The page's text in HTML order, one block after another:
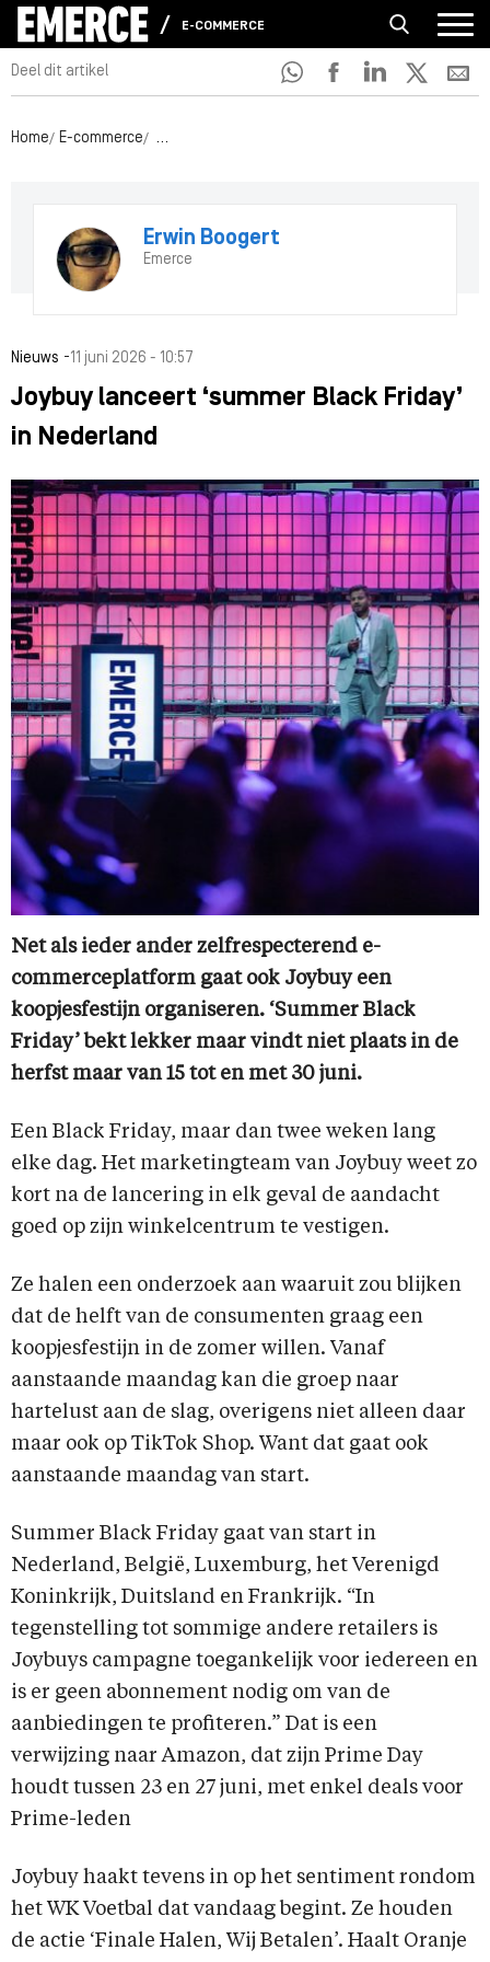
E-COMMERCE
Deel dit artikel
Home E-commerce Joybuy lanceert ‘summer Black Friday’ in
Erwin Boogert
Emerce
Nieuws -11 juni 2026 - 10:57
Joybuy lanceert ‘summer Black Friday’
in Nederland
Net als ieder ander zelfrespecterend e-
commerceplatform gaat ook Joybuy een
koopjesfestijn organiseren. ‘Summer Black
Friday’ bekt lekker maar vindt niet plaats in de
herfst maar van 15 tot en met 30 juni.
Een Black Friday, maar dan twee weken lang
elke dag. Het marketingteam van Joybuy weet zo
kort na de lancering in elk geval de aandacht
goed op zijn winkelcentrum te vestigen.
Ze halen een onderzoek aan waaruit zou blijken
dat de helft van de consumenten graag een
koopjesfestijn in de zomer willen. Vanaf
aanstaande maandag kan die groep naar
hartelust aan de slag, overigens niet alleen daar
maar ook op TikTok Shop. Want dat gaat ook
aanstaande maandag van start.
Summer Black Friday gaat van start in
Nederland, België, Luxemburg, het Verenigd
Koninkrijk, Duitsland en Frankrijk. “In
tegenstelling tot sommige andere retailers is
Joybuys campagne toegankelijk voor iedereen en
is er geen abonnement nodig om van de
aanbiedingen te profiteren.” Dat is een
verwijzing naar Amazon, dat zijn Prime Day
houdt tussen 23 en 27 juni, met enkel deals voor
Prime-leden
Joybuy haakt tevens in op het sentiment rondom
het WK Voetbal dat vandaag begint. Ze houden
de actie ‘Finale Halen, Wij Betalen’. Haalt Oranje